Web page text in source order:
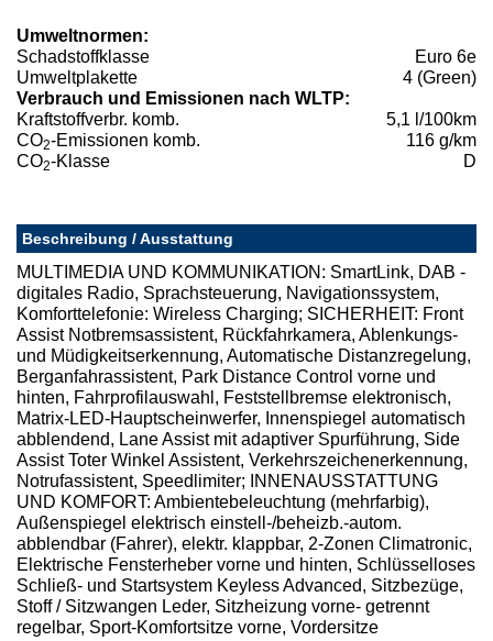
Umweltnormen:
Schadstoffklasse
Euro 6e
Umweltplakette
4 (Green)
Verbrauch und Emissionen nach WLTP:
Kraftstoffverbr. komb.
5,1 l/100km
CO2-Emissionen komb.
116 g/km
CO2-Klasse D
Beschreibung / Ausstattung
MULTIMEDIA UND KOMMUNIKATION: SmartLink, DAB -
digitales Radio, Sprachsteuerung, Navigationssystem,
Komforttelefonie: Wireless Charging; SICHERHEIT: Front
Assist Notbremsassistent, Rückfahrkamera, Ablenkungs-
und Müdigkeitserkennung, Automatische Distanzregelung,
Berganfahrassistent, Park Distance Control vorne und
hinten, Fahrprofilauswahl, Feststellbremse elektronisch,
Matrix-LED-Hauptscheinwerfer, Innenspiegel automatisch
abblendend, Lane Assist mit adaptiver Spurführung, Side
Assist Toter Winkel Assistent, Verkehrszeichenerkennung,
Notrufassistent, Speedlimiter; INNENAUSSTATTUNG
UND KOMFORT: Ambientebeleuchtung (mehrfarbig),
Außenspiegel elektrisch einstell-/beheizb.-autom.
abblendbar (Fahrer), elektr. klappbar, 2-Zonen Climatronic,
Elektrische Fensterheber vorne und hinten, Schlüsselloses
Schließ- und Startsystem Keyless Advanced, Sitzbezüge,
Stoff / Sitzwangen Leder, Sitzheizung vorne- getrennt
regelbar, Sport-Komfortsitze vorne, Vordersitze